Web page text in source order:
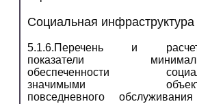
Социальная инфраструктура
5.1.6.Перечень и
показатели
обеспеченности
значимыми
повседневного